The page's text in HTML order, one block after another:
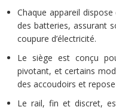
Chaque appareil
des batteries, assurant
coupure d’électricité.
Le siège est conçu
pivotant, et certains
des accoudoirs et
Le rail, fin et discret,